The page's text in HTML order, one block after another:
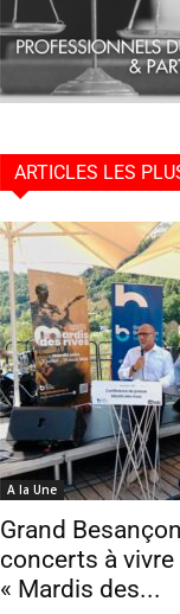
ARTICLES LES
A la Une
Grand
concerts à
« Mardis des...